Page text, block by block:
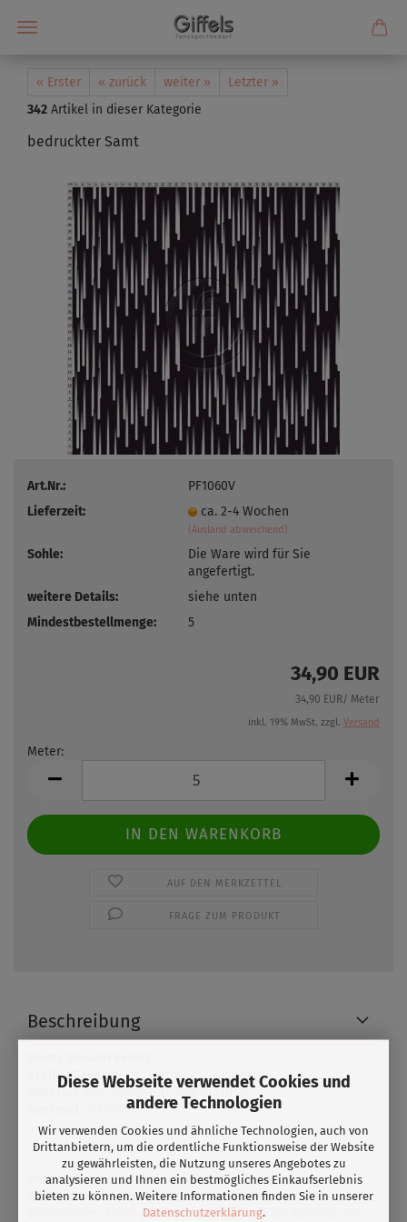
Diese Webseite verwendet Cookies und
andere Technologien
Wir verwenden Cookies und ähnliche Technologien, auch von
Drittanbietern, um die ordentliche Funktionsweise der Website
zu gewährleisten, die Nutzung unseres Angebotes zu
analysieren und Ihnen ein bestmögliches Einkaufserlebnis
bieten zu können. Weitere Informationen finden Sie in unserer
Datenschutzerklärung.
« Erster « zurück weiter »
Letzter »
342 Artikel in dieser Kategorie
bedruckter Samt
Art.Nr.:
PF1060V
Lieferzeit:
ca. 2-4 Wochen
(Ausland abweichend)
Sohle:
Die Ware wird für Sie
angefertigt.
weitere Details:
siehe unten
Mindestbestellmenge:
5
34,90 EUR
34,90 EUR/ Meter
inkl. 19% MwSt. zzgl. Versand
Meter:
AUF DEN MERKZETTEL
FRAGE ZUM PRODUKT
Beschreibung
Breite/ Gewicht: ca. 145cm/ ca. 200g/qm
Material:90% Polyester/ 10% Elasthan
: elastisch
Ein wirklich luxuriöser Druckgrund. Die Farben wirken tiefer und satter. Der
glatte Samt fühlt sich toll auf der Haut an.
Verwendung:Tanzkostüme, Kostüme für Roll- &
Eiskunstlauf,Badekleidung, Sportkleidung,
Badeanzüge, Karneval, Tops, idealer Stoff für Theater und